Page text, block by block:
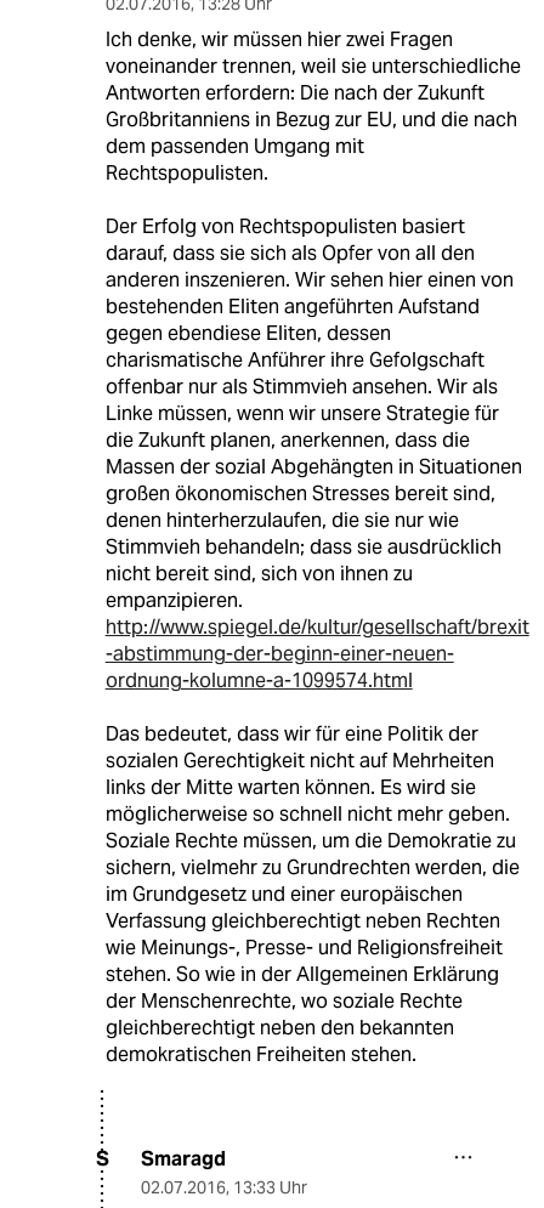
Ich denke, wir müssen hier zwei Fragen
voneinander trennen, weil sie unterschiedliche
Antworten erfordern: Die nach der Zukunft
Großbritanniens in Bezug zur EU, und die nach
dem passenden Umgang mit
Rechtspopulisten.
Der Erfolg von Rechtspopulisten basiert
darauf, dass sie sich als Opfer von all den
anderen inszenieren. Wir sehen hier einen von
bestehenden Eliten angeführten Aufstand
gegen ebendiese Eliten, dessen
charismatische Anführer ihre Gefolgschaft
offenbar nur als Stimmvieh ansehen. Wir als
Linke müssen, wenn wir unsere Strategie für
die Zukunft planen, anerkennen, dass die
Massen der sozial Abgehängten in Situationen
großen ökonomischen Stresses bereit sind,
denen hinterherzulaufen, die sie nur wie
Stimmvieh behandeln; dass sie ausdrücklich
nicht bereit sind, sich von ihnen zu
empanzipieren.
http://www.spiegel.de/kultur/gesellschaft/brexit
-abstimmung-der-beginn-einer-neuen-
ordnung-kolumne-a-1099574.html
Das bedeutet, dass wir für eine Politik der
sozialen Gerechtigkeit nicht auf Mehrheiten
links der Mitte warten können. Es wird sie
möglicherweise so schnell nicht mehr geben.
Soziale Rechte müssen, um die Demokratie zu
sichern, vielmehr zu Grundrechten werden, die
im Grundgesetz und einer europäischen
Verfassung gleichberechtigt neben Rechten
wie Meinungs-, Presse- und Religionsfreiheit
stehen. So wie in der Allgemeinen Erklärung
der Menschenrechte, wo soziale Rechte
gleichberechtigt neben den bekannten
demokratischen Freiheiten stehen.
S Smaragd
02.07.2016, 13:33 Uhr